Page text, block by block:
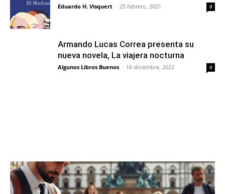
Eduardo H. Visquert - 25 febrero, 2021 0
Armando Lucas Correa presenta su
nueva novela, La viajera nocturna
Algunos Libros Buenos - 16 diciembre, 2022 0